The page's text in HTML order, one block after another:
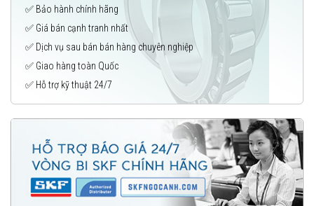
✅ Bảo hành chính hãng
✅ Giá bán cạnh tranh nhất
✅ Dịch vụ sau bán bán hàng chuyên nghiệp
✅ Giao hàng toàn Quốc
✅ Hỗ trợ kỹ thuật 24/7